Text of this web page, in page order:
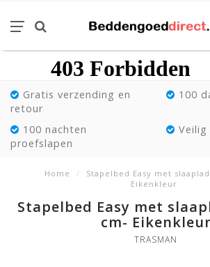
Gratis verzending en
retour
100
100 nachten
proefslapen
Home /
Stapelbed Easy met
Eikenkleur
Stapelbed Easy met
cm- Eikenkleur
TRASMAN